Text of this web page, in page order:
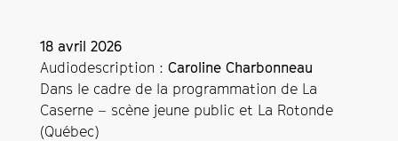
18 avril 2026
Audiodescription : Caroline Charbonneau
Dans le cadre de la programmation de La
Caserne – scène jeune public et La Rotonde
(Québec)